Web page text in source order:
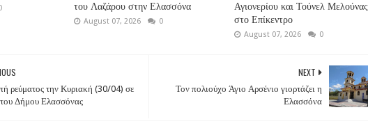
του Λαζάρου στην Ελασσόνα
August 07, 2026 0
Αγιονερίου και Τούνελ Μελούνας
στο Επίκεντρο
August 07, 2026 0
NEXT
Τον πολιούχο Άγιο Αρσένιο γιορτάζει η
Ελασσόνα
ρεύματος την Κυριακή (30/04) σε
Δήμου Ελασσόνας